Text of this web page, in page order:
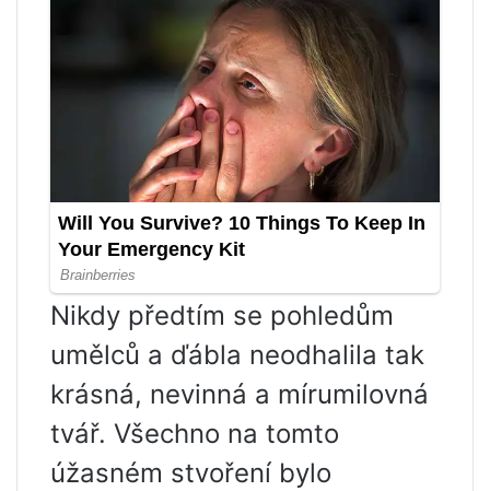
Nikdy předtím se pohledům
umělců a ďábla neodhalila tak
krásná, nevinná a mírumilovná
tvář. Všechno na tomto
úžasném stvoření bylo